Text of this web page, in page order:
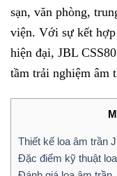
sạn, văn phòng,
viện. Với sự kết
hiện đại, JBL
tầm trải nghiệm âm
Thiết kế loa âm trần
Đặc điểm kỹ thuật